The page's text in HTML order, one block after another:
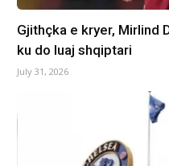
Gjithçka e kryer, Mirlind
ku do luaj shqiptari
July 31, 2026